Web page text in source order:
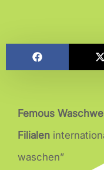
Femous
Filialen
waschen”